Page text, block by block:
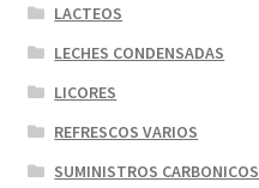
LACTEOS
LECHES CONDENSADAS
LICORES
REFRESCOS VARIOS
SUMINISTROS CARBONICOS